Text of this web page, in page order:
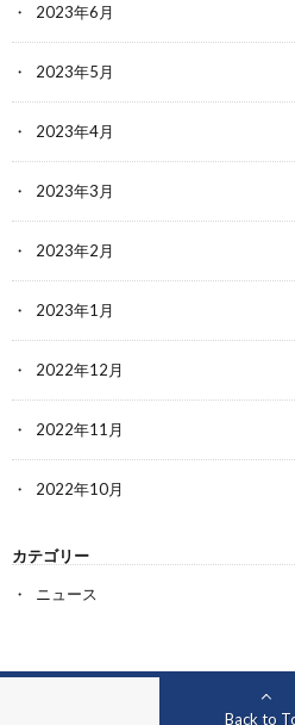
2023年6月
2023年5月
2023年4月
2023年3月
2023年2月
2023年1月
2022年12月
2022年11月
2022年10月
カテゴリー
ニュース
Back to